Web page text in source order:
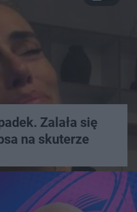
Zalała się
na skuterze